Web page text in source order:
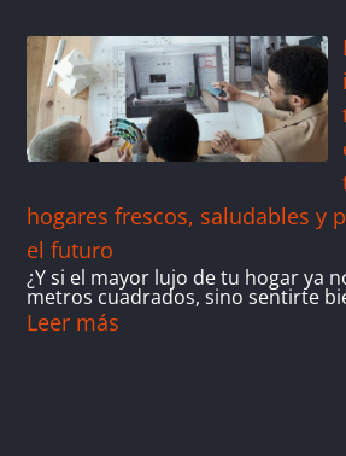
hogares frescos, saludables y
el futuro
¿Y si el mayor lujo de tu hogar ya
metros cuadrados, sino sentirte
Leer más